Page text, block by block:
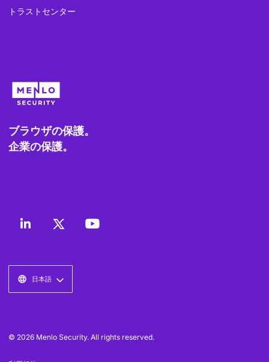
トラストセンター
ブラウザの保護。
企業の保護。
日本語
© 2026 Menlo Security. All rights reserved.